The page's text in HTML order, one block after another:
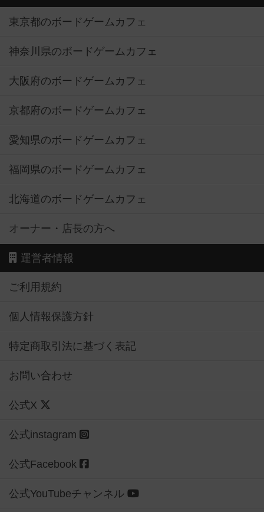
東京都のボードゲームカフェ
神奈川県のボードゲームカフェ
大阪府のボードゲームカフェ
京都府のボードゲームカフェ
愛知県のボードゲームカフェ
福岡県のボードゲームカフェ
北海道のボードゲームカフェ
オーナー・店長の方へ
運営者情報
ご利用規約
個人情報保護方針
特定商取引法に基づく表記
お問い合わせ
公式X
公式instagram
公式Facebook
公式YouTubeチャンネル